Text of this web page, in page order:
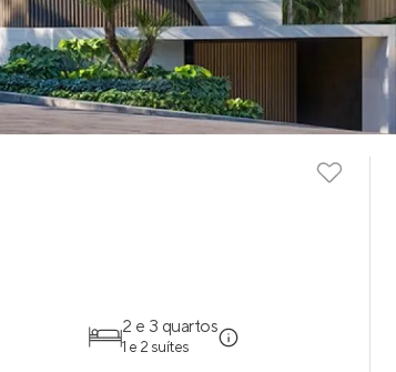
2 e 3 quartos
1 e 2 suítes